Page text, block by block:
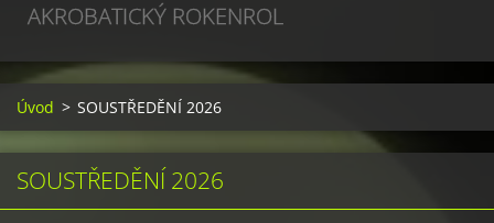
AKROBATICKÝ ROKENROL
Úvod > SOUSTŘEDĚNÍ 2026
SOUSTŘEDĚNÍ 2026